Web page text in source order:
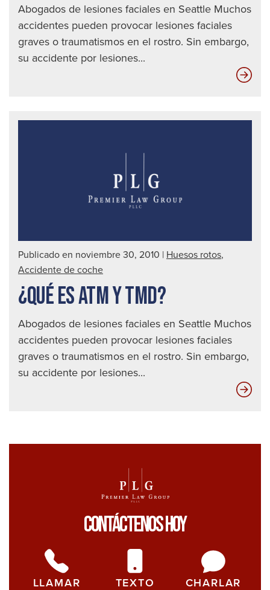
Abogados de lesiones faciales en Seattle Muchos
accidentes pueden provocar lesiones faciales
graves o traumatismos en el rostro. Sin embargo,
su accidente por lesiones...
Publicado en noviembre 30, 2010 | Huesos rotos,
Accidente de coche
¿QUÉ ES ATM Y TMD?
Abogados de lesiones faciales en Seattle Muchos
accidentes pueden provocar lesiones faciales
graves o traumatismos en el rostro. Sin embargo,
su accidente por lesiones...
y
Contáctenos Hoy
LLAMAR TEXTO CHARLAR